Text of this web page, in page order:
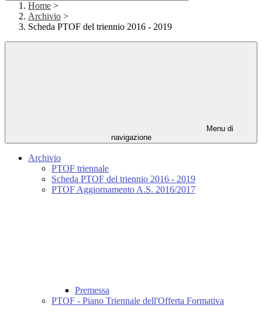
Home >
Archivio >
Scheda PTOF del triennio 2016 - 2019
Menu di
navigazione
Archivio
PTOF triennale
Scheda PTOF del triennio 2016 - 2019
PTOF Aggiornamento A.S. 2016/2017
Premessa
PTOF - Piano Triennale dell'Offerta Formativa